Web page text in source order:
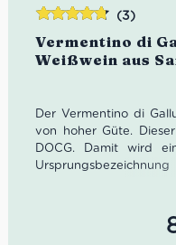
Vermentino di
Weißwein aus
(3)
Der Vermentino di
von hoher Güte.
DOCG. Damit wird
sortenrein aus der
Ideal für
mit4.67
von 5